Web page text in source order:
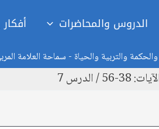
الدروس والمحاضرات
والتربية والحياة - سماحة العلامة
7